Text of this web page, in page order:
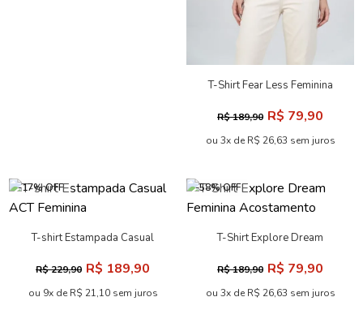
T-Shirt Fear Less Feminina
R$ 189,90 R$ 79,90
ou 3x de R$ 26,63 sem juros
-17% OFF
T-shirt Estampada Casual
R$ 229,90 R$ 189,90
ou 9x de R$ 21,10 sem juros
-58% OFF
T-Shirt Explore Dream
R$ 189,90 R$ 79,90
ou 3x de R$ 26,63 sem juros